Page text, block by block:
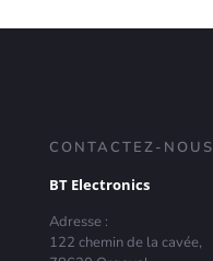
CONTACTEZ-NOUS
BT Electronics
Adresse :
122 chemin de la cavée,